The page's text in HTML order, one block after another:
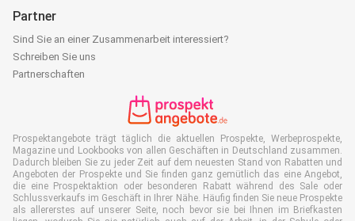
Partner
Sind Sie an einer Zusammenarbeit interessiert?
Schreiben Sie uns
Partnerschaften
Prospektangebote trägt täglich die aktuellen Prospekte, Werbeprospekte,
Magazine und Lookbooks von allen Geschäften in Deutschland zusammen.
Dadurch bleiben Sie zu jeder Zeit auf dem neuesten Stand von Rabatten und
Angeboten der Prospekte und Sie finden ganz gemütlich das eine Angebot,
die eine Prospektaktion oder besonderen Rabatt während des Sale oder
Schlussverkaufs im Geschäft in Ihrer Nähe. Häufig finden Sie neue Prospekte
als allererstes auf unserer Seite, noch bevor sie bei Ihnen im Briefkasten